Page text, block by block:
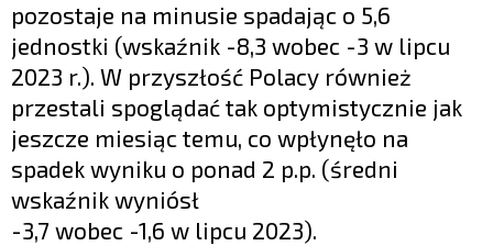
pozostaje na minusie spadając o 5,6
jednostki (wskaźnik -8,3 wobec -3 w lipcu
2023 r.). W przyszłość Polacy również
przestali spoglądać tak optymistycznie jak
jeszcze miesiąc temu, co wpłynęło na
spadek wyniku o ponad 2 p.p. (średni
wskaźnik wyniósł
-3,7 wobec -1,6 w lipcu 2023).